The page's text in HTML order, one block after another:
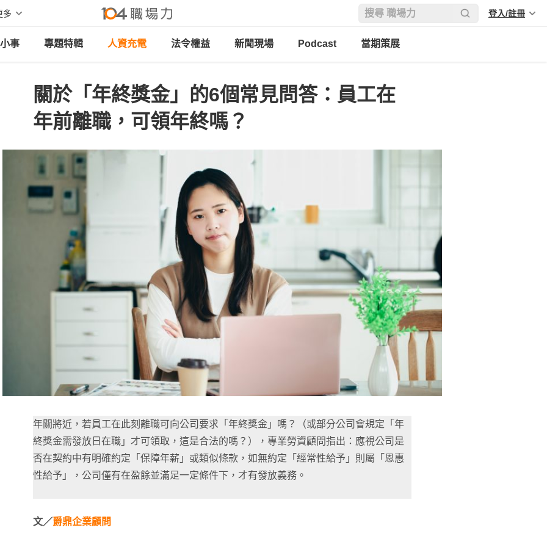
多 登入/註冊
事 專題特輯 人資充電 法令權益 新聞現場 Podcast 當期策展
關於「年終獎金」的6個常見問答：員工在
年前離職，可領年終嗎？
年關將近，若員工在此刻離職可向公司要求「年終獎金」嗎？（或部分公司會規定「年
終獎金需發放日在職」才可領取，這是合法的嗎？），專業勞資顧問指出：應視公司是
否在契約中有明確約定「保障年薪」或類似條款，如無約定「經常性給予」則屬「恩惠
性給予」，公司僅有在盈餘並滿足一定條件下，才有發放義務。
文／爵鼎企業顧問